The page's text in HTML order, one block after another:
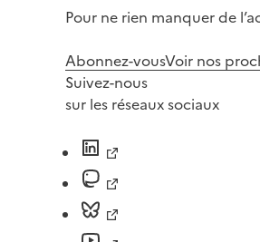
Pour ne rien manquer de
Abonnez-vousVoir nos
Suivez-nous
sur les réseaux sociaux